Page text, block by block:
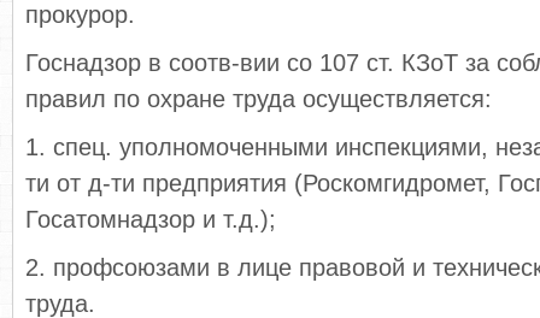
прокурор.
Госнадзор в соотв-вии со 107 ст. КЗоТ за
правил по охране труда осуществляется:
1. спец. уполномоченными инспекциями,
ти от д-ти предприятия (Роскомгидромет,
Госатомнадзор и т.д.);
2. профсоюзами в лице правовой и
труда.